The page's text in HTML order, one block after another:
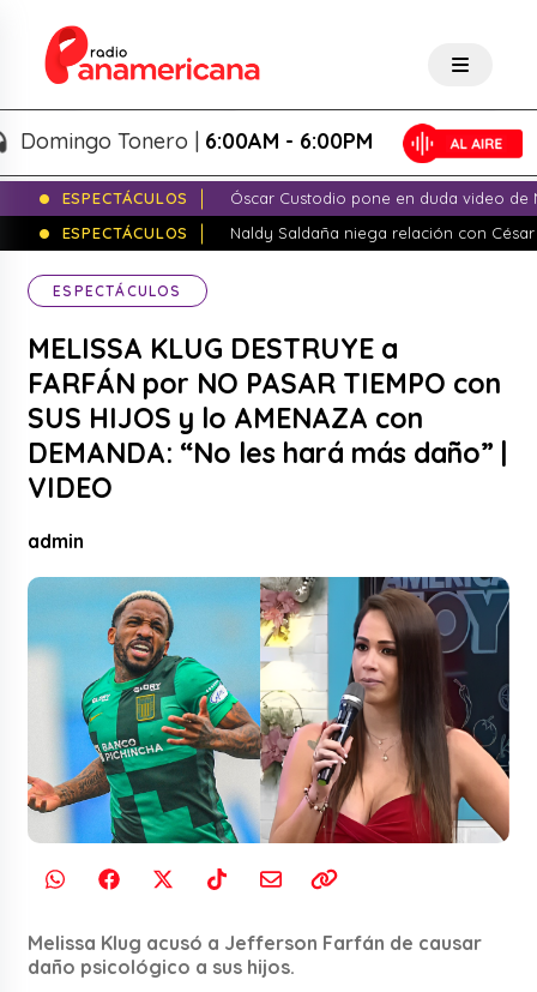
Tonero |6:00AM - 6:00PM
ESPECTÁCULOS
Óscar Custodio pone en duda video de
ESPECTÁCULOS
Naldy Saldaña niega relación con
ESPECTÁCULOS
MELISSA KLUG DESTRUYE a
FARFÁN por NO PASAR TIEMPO con
SUS HIJOS y lo AMENAZA con
DEMANDA: “No les hará más daño” |
VIDEO
admin
Melissa Klug acusó a Jefferson Farfán de causar
daño psicológico a sus hijos.